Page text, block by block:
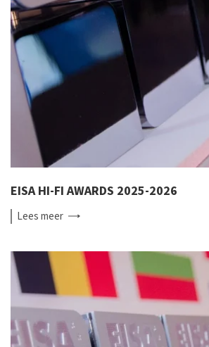
EISA HI-FI AWARDS 2025-2026
Leesmeer